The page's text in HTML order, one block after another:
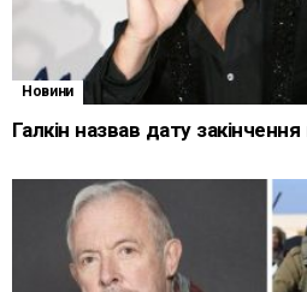
Новини
Галкін назвав дату закінчення